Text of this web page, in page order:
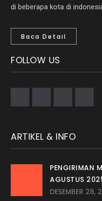
di beberapa kota di
Baca Detail
FOLLOW US
ARTIKEL & INFO
PENGIRIMAN
AGUSTUS
DESEMBER 28,